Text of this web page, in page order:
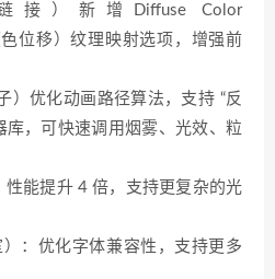
接）新增Diffuse Color
色位移）纹理映射选项，增强前
）优化动画路径算法，支持 “反
库，可快速调用烟雾、光效、粒
性能提升 4 倍，支持更复杂的光
）：优化字体兼容性，支持更多